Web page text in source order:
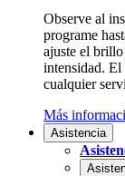
Observe al
programe
ajuste el
intensidad. El
cualquier
Más
Asistencia